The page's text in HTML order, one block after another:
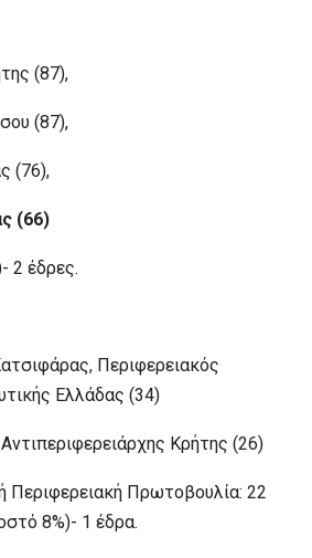
(87),
(87),
(76),
(66)
2 έδρες.
Περιφερειακός
Ελλάδας (34)
Κρήτης (26)
Περιφερειακή Πρωτοβουλία: 22
8%)- 1 έδρα.